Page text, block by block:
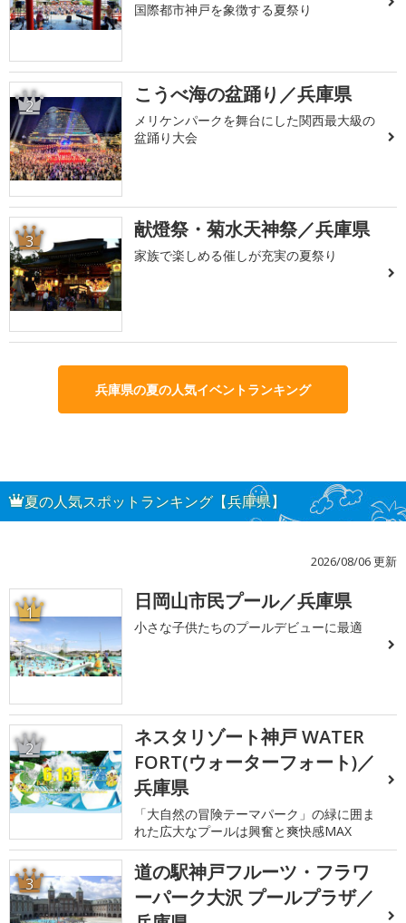
国際都市神戸を象徴する夏祭り
2 こうべ海の盆踊り／兵庫県
メリケンパークを舞台にした関西最大級の
盆踊り大会
3 献燈祭・菊水天神祭／兵庫県
家族で楽しめる催しが充実の夏祭り
兵庫県の夏の人気イベントランキング
夏の人気スポットランキング【兵庫県】
2026/08/06 更新
1 日岡山市民プール／兵庫県
小さな子供たちのプールデビューに最適
2
ネスタリゾート神戸 WATER
FORT(ウォーターフォート)／
兵庫県
「大自然の冒険テーマパーク」の緑に囲ま
れた広大なプールは興奮と爽快感MAX
3
道の駅神戸フルーツ・フラワ
ーパーク大沢 プールプラザ／